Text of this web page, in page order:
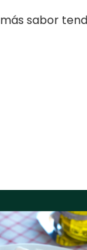
sabor